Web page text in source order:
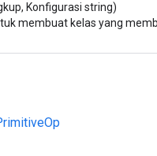
Konfigurasi string)
membuat kelas yang